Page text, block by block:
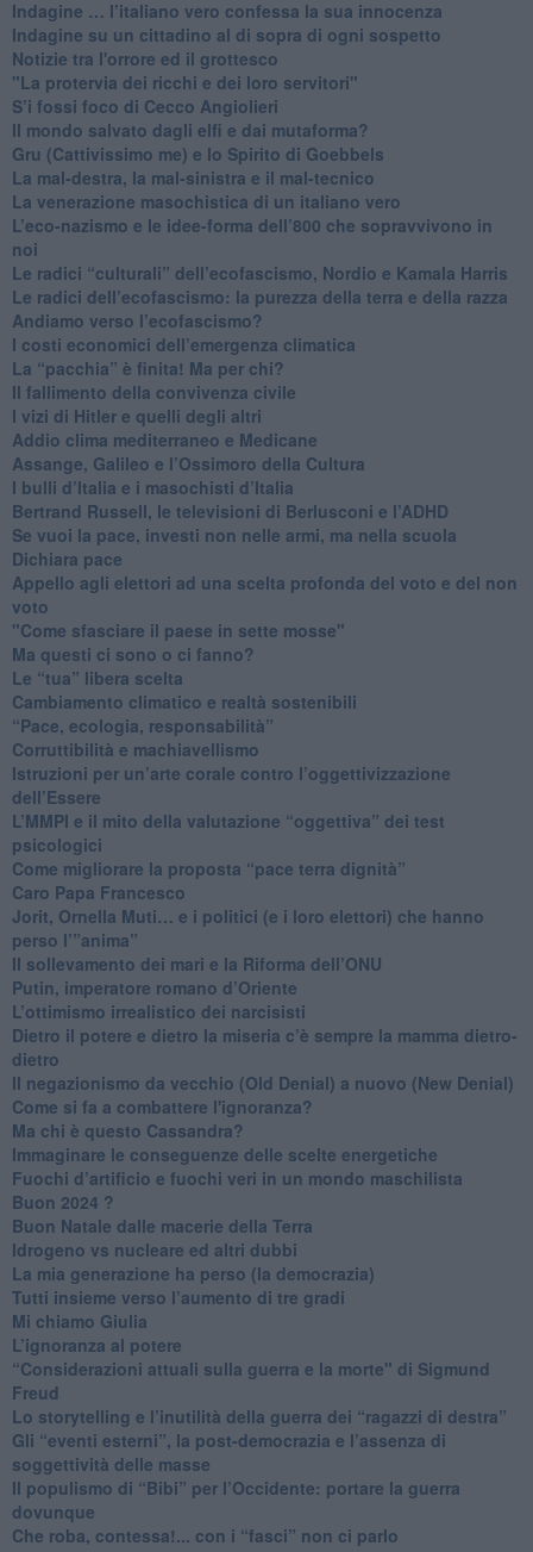
​Indagine … l’italiano vero confessa la sua innocenza
Indagine su un cittadino al di sopra di ogni sospetto
Notizie tra l'orrore ed il grottesco
"La protervia dei ricchi e dei loro servitori"
S’i fossi foco di Cecco Angiolieri
​Il mondo salvato dagli elfi e dai mutaforma?
Gru (Cattivissimo me) e lo Spirito di Goebbels
​La mal-destra, la mal-sinistra e il mal-tecnico
​La venerazione masochistica di un italiano vero
​L’eco-nazismo e le idee-forma dell’800 che sopravvivono in
noi
​Le radici “culturali” dell’ecofascismo, Nordio e Kamala Harris
Le radici dell’ecofascismo: la purezza della terra e della razza
Andiamo verso l’ecofascismo?
I costi economici dell’emergenza climatica
​La “pacchia” è finita! Ma per chi?
​Il fallimento della convivenza civile
​I vizi di Hitler e quelli degli altri
Addio clima mediterraneo e Medicane
​Assange, Galileo e l’Ossimoro della Cultura
​I bulli d’Italia e i masochisti d’Italia
​Bertrand Russell, le televisioni di Berlusconi e l’ADHD
​Se vuoi la pace, investi non nelle armi, ma nella scuola
​Dichiara pace
​Appello agli elettori ad una scelta profonda del voto e del non
voto
"Come sfasciare il paese in sette mosse"
​Ma questi ci sono o ci fanno?
​Le “tua” libera scelta
Cambiamento climatico e realtà sostenibili
“Pace, ecologia, responsabilità”
​Corruttibilità e machiavellismo
Istruzioni per un’arte corale contro l’oggettivizzazione
dell’Essere
​L’MMPI e il mito della valutazione “oggettiva” dei test
psicologici
Come migliorare la proposta “pace terra dignità”
Caro Papa Francesco
​Jorit, Ornella Muti… e i politici (e i loro elettori) che hanno
perso l’”anima”
​Il sollevamento dei mari e la Riforma dell’ONU
Putin, imperatore romano d’Oriente
​L’ottimismo irrealistico dei narcisisti
​Dietro il potere e dietro la miseria c’è sempre la mamma dietro-
dietro
Il negazionismo da vecchio (Old Denial) a nuovo (New Denial)
Come si fa a combattere l'ignoranza?
Ma chi è questo Cassandra?
Immaginare le conseguenze delle scelte energetiche
​Fuochi d’artificio e fuochi veri in un mondo maschilista
Buon 2024 ?
​Buon Natale dalle macerie della Terra
​Idrogeno vs nucleare ed altri dubbi
​La mia generazione ha perso (la democrazia)
​Tutti insieme verso l’aumento di tre gradi
Mi chiamo Giulia
L’ignoranza al potere
​“Considerazioni attuali sulla guerra e la morte" di Sigmund
Freud
​Lo storytelling e l’inutilità della guerra dei “ragazzi di destra”
​Gli “eventi esterni”, la post-democrazia e l’assenza di
soggettività delle masse
​Il populismo di “Bibi” per l’Occidente: portare la guerra
dovunque
​Che roba, contessa!... con i “fasci” non ci parlo